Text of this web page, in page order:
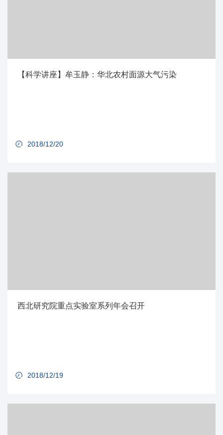
【科学讲座】牟玉静：华北农村面源大气污染
2018/12/20
西北研究院重点实验室系列年会召开
2018/12/19